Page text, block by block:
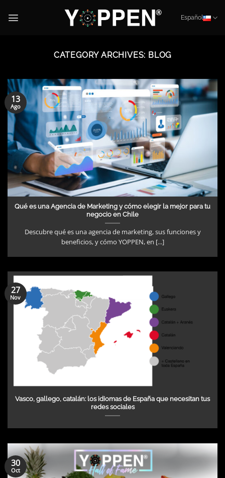
Español
CATEGORY ARCHIVES: BLOG
Qué es una Agencia de Marketing y cómo elegir la mejor para tu
negocio en Chile
Descubre qué es una agencia de marketing, sus funciones y
beneficios, y cómo YOPPEN, en [...]
13
Ago
Vasco, gallego, catalán: los idiomas de España que necesitan tus
redes sociales
27
Nov
30
Oct